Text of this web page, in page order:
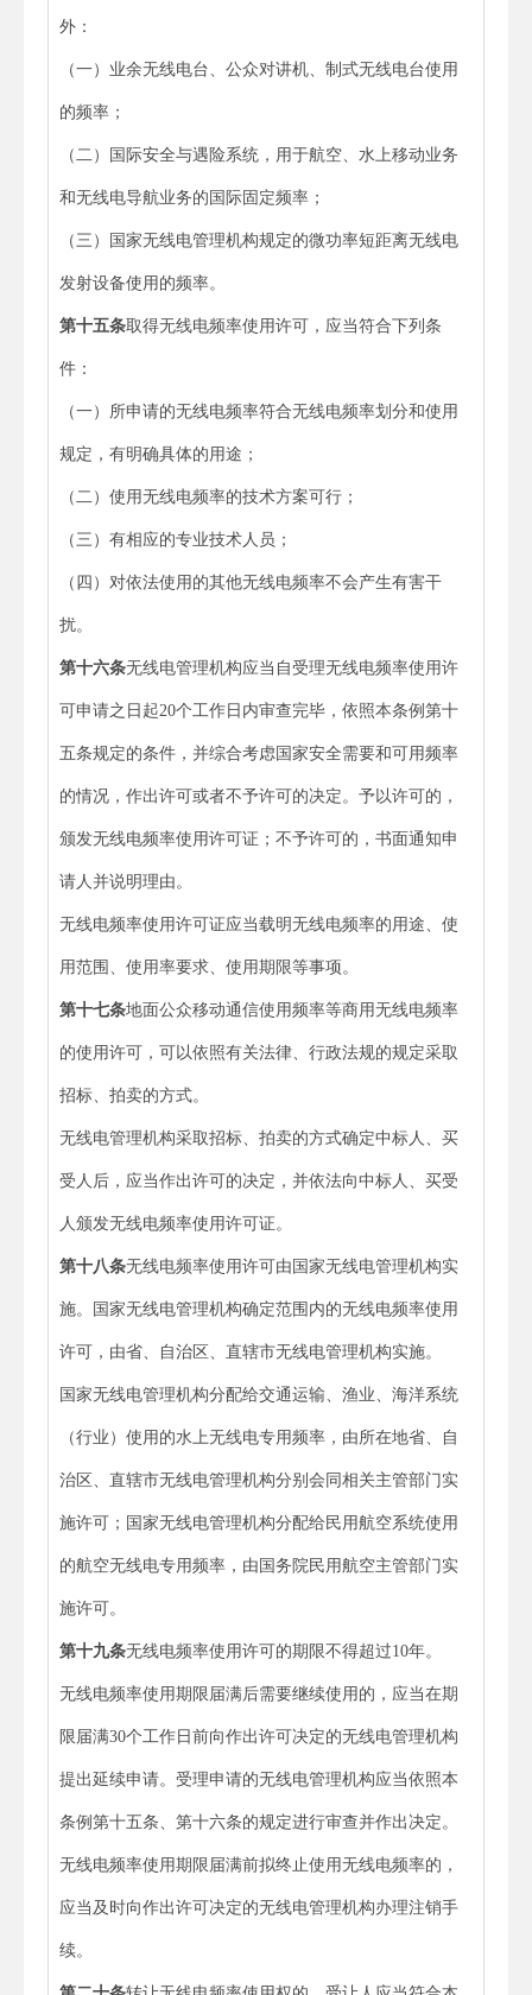
外：
（一）业余无线电台、公众对讲机、制式无线电台使用
的频率；
（二）国际安全与遇险系统，用于航空、水上移动业务
和无线电导航业务的国际固定频率；
（三）国家无线电管理机构规定的微功率短距离无线电
发射设备使用的频率。
第十五条取得无线电频率使用许可，应当符合下列条
件：
（一）所申请的无线电频率符合无线电频率划分和使用
规定，有明确具体的用途；
（二）使用无线电频率的技术方案可行；
（三）有相应的专业技术人员；
（四）对依法使用的其他无线电频率不会产生有害干
扰。
第十六条无线电管理机构应当自受理无线电频率使用许
可申请之日起20个工作日内审查完毕，依照本条例第十
五条规定的条件，并综合考虑国家安全需要和可用频率
的情况，作出许可或者不予许可的决定。予以许可的，
颁发无线电频率使用许可证；不予许可的，书面通知申
请人并说明理由。
无线电频率使用许可证应当载明无线电频率的用途、使
用范围、使用率要求、使用期限等事项。
第十七条地面公众移动通信使用频率等商用无线电频率
的使用许可，可以依照有关法律、行政法规的规定采取
招标、拍卖的方式。
无线电管理机构采取招标、拍卖的方式确定中标人、买
受人后，应当作出许可的决定，并依法向中标人、买受
人颁发无线电频率使用许可证。
第十八条无线电频率使用许可由国家无线电管理机构实
施。国家无线电管理机构确定范围内的无线电频率使用
许可，由省、自治区、直辖市无线电管理机构实施。
国家无线电管理机构分配给交通运输、渔业、海洋系统
（行业）使用的水上无线电专用频率，由所在地省、自
治区、直辖市无线电管理机构分别会同相关主管部门实
施许可；国家无线电管理机构分配给民用航空系统使用
的航空无线电专用频率，由国务院民用航空主管部门实
施许可。
第十九条无线电频率使用许可的期限不得超过10年。
无线电频率使用期限届满后需要继续使用的，应当在期
限届满30个工作日前向作出许可决定的无线电管理机构
提出延续申请。受理申请的无线电管理机构应当依照本
条例第十五条、第十六条的规定进行审查并作出决定。
无线电频率使用期限届满前拟终止使用无线电频率的，
应当及时向作出许可决定的无线电管理机构办理注销手
续。